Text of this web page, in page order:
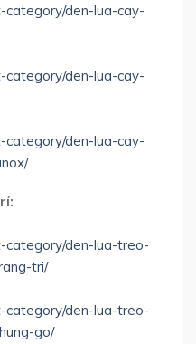
category/den-lua-cay-
category/den-lua-cay-
category/den-lua-cay-
category/den-lua-treo-
tri/
category/den-lua-treo-
go/